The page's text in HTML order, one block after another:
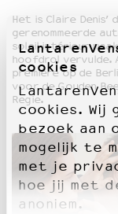
cookies
cookies. Wij
bezoek aan
mogelijk te
met je
hoe jij met
anoniem.
Het is Claire Denis’
gerenommeerde
soleil intérieur
hoofdrol vervulde.
première op de
voor de Gouden
Regie.